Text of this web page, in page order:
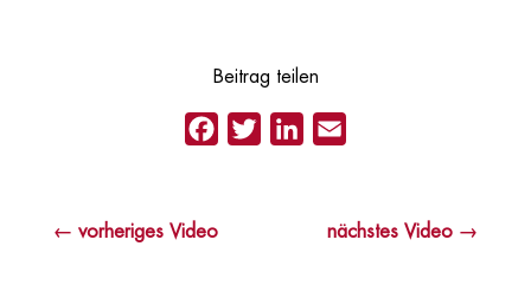
Beitrag teilen
Facebook
Twitter LinkedIn
← vorheriges Video nächstes Video →